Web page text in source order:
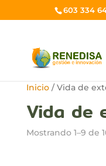
603 334
Inicio/ Vida de
Vida de
Mostrando 1–9 de